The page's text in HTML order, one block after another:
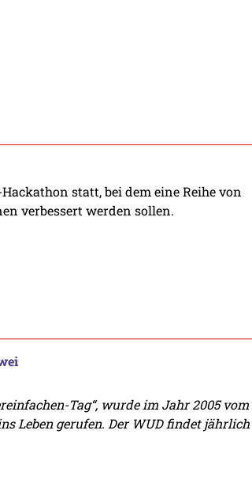
statt, bei dem eine Reihe von
verbessert werden sollen.
Tag“, wurde im Jahr 2005 vom
Leben gerufen. Der WUD findet